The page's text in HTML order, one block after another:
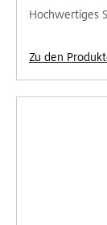
Hochwertiges
Zu den